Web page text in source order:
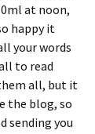
at noon,
happy it
your words
to read
all, but it
the blog, so
sending you